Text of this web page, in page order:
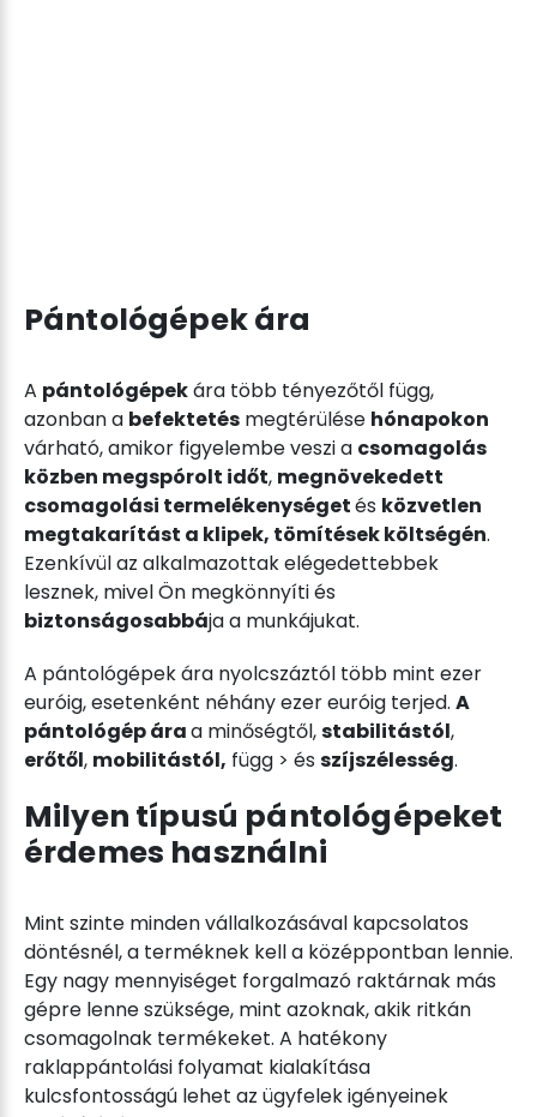
Pántológépek ára
A pántológépekára több tényezőtől függ,
azonban a befektetés megtérülése hónapokon
várható, amikor figyelembe veszi a csomagolás
közben megspórolt időt, megnövekedett
csomagolási termelékenységetés közvetlen
megtakarítást a klipek, tömítések költségén.
Ezenkívül az alkalmazottak elégedettebbek
lesznek, mivel Ön megkönnyíti és
biztonságosabbája a munkájukat.
A pántológépek ára nyolcszáztól több mint ezer
euróig, esetenként néhány ezer euróig terjed. A
pántológép áraa minőségtől,stabilitástól,
erőtől, mobilitástól, függ > és szíjszélesség.
Milyen típusú pántológépeket
érdemes használni
Mint szinte minden vállalkozásával kapcsolatos
döntésnél, a terméknek kell a középpontban lennie.
Egy nagy mennyiséget forgalmazó raktárnak más
gépre lenne szüksége, mint azoknak, akik ritkán
csomagolnak termékeket. A hatékony
raklappántolási folyamat kialakítása
kulcsfontosságú lehet az ügyfelek igényeinek